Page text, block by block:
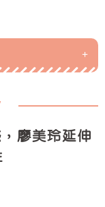
廖美玲延伸